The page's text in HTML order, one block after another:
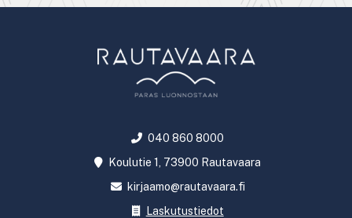
040 860 8000
Koulutie 1, 73900 Rautavaara
kirjaamo@rautavaara.fi
Laskutustiedot